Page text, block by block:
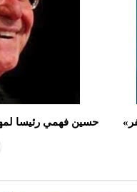
حسين فهمي رئيسا